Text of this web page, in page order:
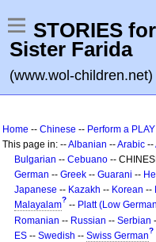
STORIES for
Sister Farida
(www.wol-children.net)
Home -- Chinese -- Perform a PLAY
This page in: --Albanian --Arabic --
Bulgarian -- Cebuano --
German -- Greek -- Guarani --
Japanese -- Kazakh -- Korean --
Malayalam? -- Platt (Low
Romanian -- Russian -- Serbian
ES -- Swedish -- Swiss German?